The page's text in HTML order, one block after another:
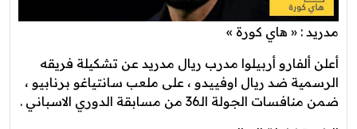
مدريد : « هاي كورة »
أعلن ألفارو أربيلوا مدرب ريال مدريد عن تشكيلة فريقه
الرسمية ضد ريال اوفييدو ، على ملعب سانتياغو برنابيو ،
ضمن منافسات الجولة الـ36 من مسابقة الدوري الاسباني .